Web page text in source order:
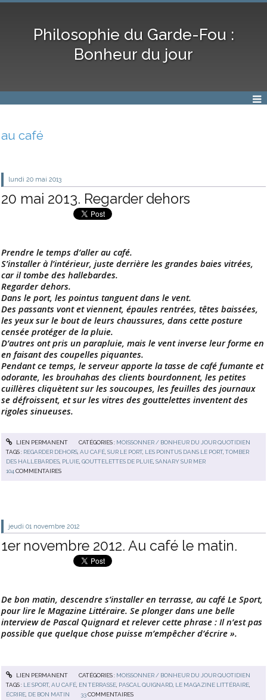
Philosophie du Garde-Fou :
Bonheur du jour
au café
lundi 20 mai 2013
20 mai 2013. Regarder dehors
Prendre le temps d’aller au café.
S’installer à l’intérieur, juste derrière les grandes baies vitrées,
car il tombe des hallebardes.
Regarder dehors.
Dans le port, les pointus tanguent dans le vent.
Des passants vont et viennent, épaules rentrées, têtes baissées,
les yeux sur le bout de leurs chaussures, dans cette posture
censée protéger de la pluie.
D’autres ont pris un parapluie, mais le vent inverse leur forme en
en faisant des coupelles piquantes.
Pendant ce temps, le serveur apporte la tasse de café fumante et
odorante, les brouhahas des clients bourdonnent, les petites
cuillères cliquètent sur les soucoupes, les feuilles des journaux
se défroissent, et sur les vitres des gouttelettes inventent des
rigoles sinueuses.
LIEN PERMANENT CATÉGORIES : MOISSONNER / BONHEUR DU JOUR QUOTIDIEN
TAGS : REGARDER DEHORS ,AU CAFÉ ,SUR LE PORT, LES POINTUS DANS LE PORT,TOMBER
DES HALLEBARDES PLUIE ,GOUTTELETTES DE PLUIE ,SANARY SUR MER
104 COMMENTAIRES
jeudi 01 novembre 2012
1er novembre 2012. Au café le matin.
De bon matin, descendre s’installer en terrasse, au café Le Sport,
pour lire le Magazine Littéraire. Se plonger dans une belle
interview de Pascal Quignard et relever cette phrase : Il n’est pas
possible que quelque chose puisse m’empêcher d’écrire ».
LIEN PERMANENT CATÉGORIES : MOISSONNER / BONHEUR DU JOUR QUOTIDIEN
TAGS : LE SPORT,AU CAFÉ, EN TERRASSE, PASCAL QUIGNARD, LE MAGAZINE LITTÉRAIRE,
ÉCRIRE, DE BON MATIN 33 COMMENTAIRES